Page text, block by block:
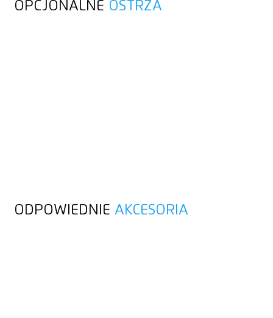
OPCJONALNE OSTRZA
ODPOWIEDNIE AKCESORIA